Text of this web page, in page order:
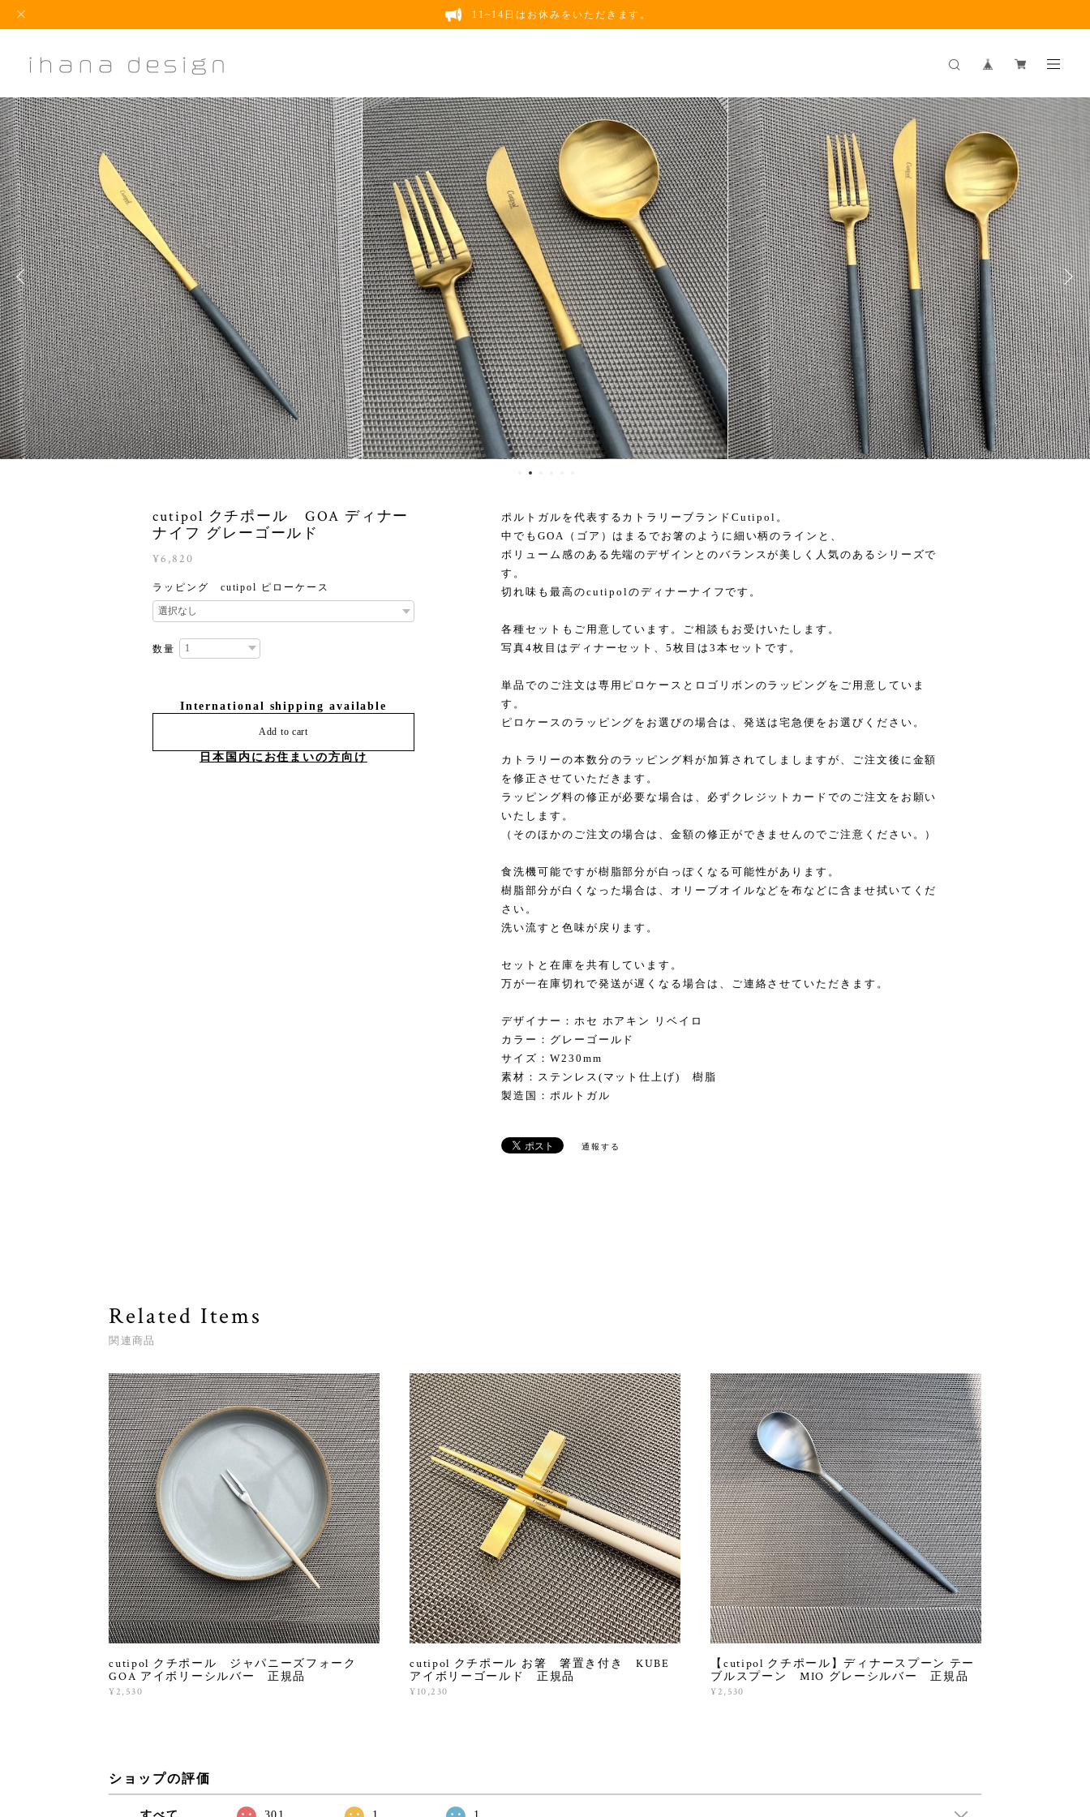
11~14日はお休みをいただきます。
cutipol クチポール GOA ディナー
ナイフ グレーゴールド
¥6,820
ラッピング cutipol ピローケース
数量
International shipping available
Add to cart
日本国内にお住まいの方向け
ポルトガルを代表するカトラリーブランドCutipol。
中でもGOA（ゴア）はまるでお箸のように細い柄のラインと、
ボリューム感のある先端のデザインとのバランスが美しく人気のあるシリーズで
す。
切れ味も最高のcutipolのディナーナイフです。
各種セットもご用意しています。ご相談もお受けいたします。
写真4枚目はディナーセット、5枚目は3本セットです。
単品でのご注文は専用ピロケースとロゴリボンのラッピングをご用意していま
す。
ピロケースのラッピングをお選びの場合は、発送は宅急便をお選びください。
カトラリーの本数分のラッピング料が加算されてしましますが、ご注文後に金額
を修正させていただきます。
ラッピング料の修正が必要な場合は、必ずクレジットカードでのご注文をお願い
いたします。
（そのほかのご注文の場合は、金額の修正ができませんのでご注意ください。）
食洗機可能ですが樹脂部分が白っぽくなる可能性があります。
樹脂部分が白くなった場合は、オリーブオイルなどを布などに含ませ拭いてくだ
さい。
洗い流すと色味が戻ります。
セットと在庫を共有しています。
万が一在庫切れで発送が遅くなる場合は、ご連絡させていただきます。
デザイナー：ホセ ホアキン リベイロ
カラー：グレーゴールド
サイズ：W230mm
素材：ステンレス(マット仕上げ) 樹脂
製造国：ポルトガル
通報する
Related Items
関連商品
cutipol クチポール ジャパニーズフォーク
GOA アイボリーシルバー 正規品
¥2,530
cutipol クチポール お箸 箸置き付き KUBE
アイボリーゴールド 正規品
¥10,230
【cutipol クチポール】ディナースプーン テー
ブルスプーン MIO グレーシルバー 正規品
¥2,530
ショップの評価